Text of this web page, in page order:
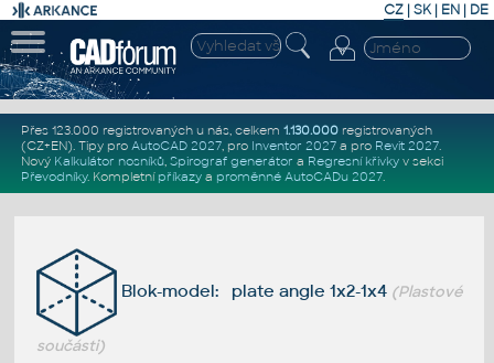
CZ | SK| EN | DE
Přes 123.000 registrovaných u nás, celkem 1.130.000registrovaných
(CZ+EN). Tipy pro AutoCAD 2027, pro Inventor 2027a pro Revit 2027.
Nový Kalkulátor nosníků, Spirograf generátor a Regresní křivkyv sekci
Převodníky. Kompletní příkazya proměnné AutoCADu 2027.
Blok-model: plate angle 1x2-1x4 (Plastové
součásti)